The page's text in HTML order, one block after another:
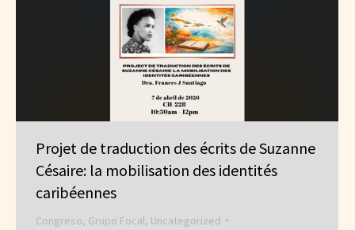
Projet de traduction des écrits de Suzanne
Césaire: la mobilisation des identités
caribéennes
Congreso, Grupo Focal, Uncategorized